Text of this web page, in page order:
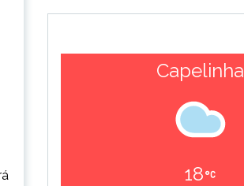
Capelinha
18